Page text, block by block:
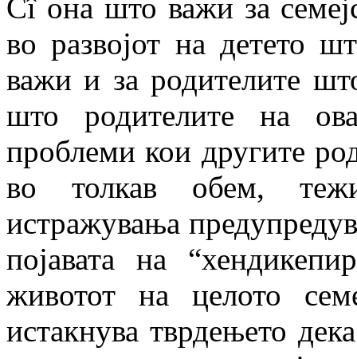
Сî она што важи за
во развојот на детето
важи и за родителите
што родителите на
проблеми кои другите
во толкав обем,
истражувања
појавата на
животот на целото
истакнува тврдењето